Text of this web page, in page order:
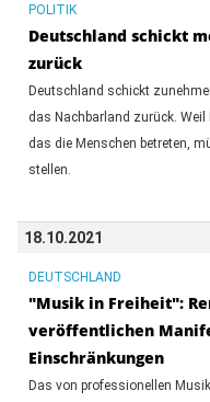
POLITIK
Deutschland schickt
zurück
Deutschland schickt
das Nachbarland zurück.
das die Menschen betreten,
stellen.
18.10.2021
DEUTSCHLAND
"Musik in Freiheit":
veröffentlichen
Einschränkungen
Das von professionellen